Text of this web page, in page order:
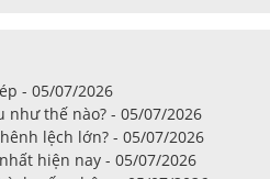
- 05/07/2026
như thế nào? - 05/07/2026
lệch lớn? - 05/07/2026
hiện nay - 05/07/2026